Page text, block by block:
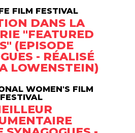
FILM FESTIVAL
DANS LA
"FEATURED
(EPISODE
- RÉALISÉ
LOWENSTEIN)
WOMEN'S FILM
FESTIVAL